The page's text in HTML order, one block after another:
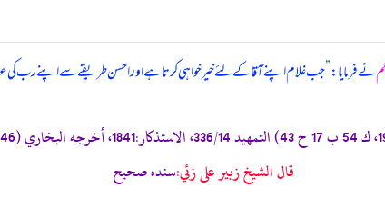
نے فرمایا:”جب غلام اپنے آقا کے لئے خیر خواہی کرتا ہے اور احسن طریقے سے اپنے رب کی
قال الشيخ زبير على زئي:سنده صحيح